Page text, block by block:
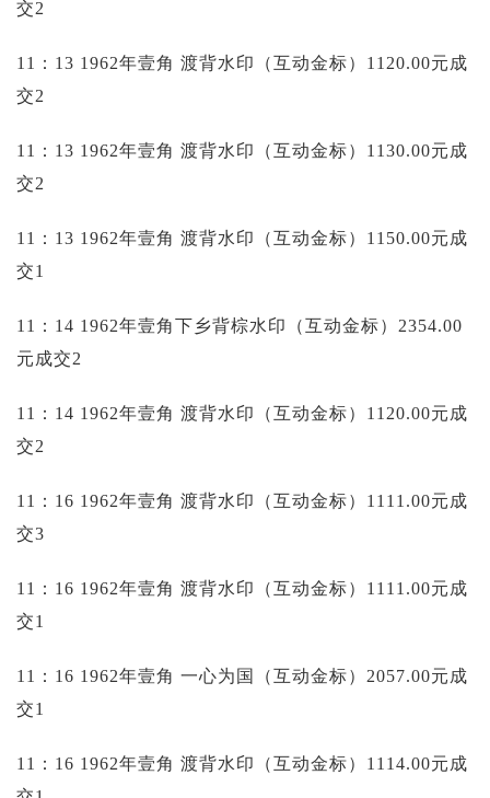
交2
11：13 1962年壹角 渡背水印（互动金标）1120.00元成
交2
11：13 1962年壹角 渡背水印（互动金标）1130.00元成
交2
11：13 1962年壹角 渡背水印（互动金标）1150.00元成
交1
11：14 1962年壹角下乡背棕水印（互动金标）2354.00
元成交2
11：14 1962年壹角 渡背水印（互动金标）1120.00元成
交2
11：16 1962年壹角 渡背水印（互动金标）1111.00元成
交3
11：16 1962年壹角 渡背水印（互动金标）1111.00元成
交1
11：16 1962年壹角 一心为国（互动金标）2057.00元成
交1
11：16 1962年壹角 渡背水印（互动金标）1114.00元成